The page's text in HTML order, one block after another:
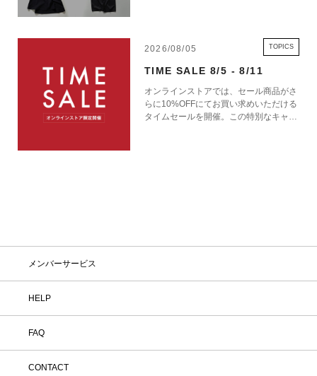
2026/08/05 TOPICS
TIME SALE 8/5 - 8/11
オンラインストアでは、セール商品がさ
らに10%OFFにてお買い求めいただける
タイムセールを開催。この特別なキャン
メンバーサービス
HELP
FAQ
CONTACT